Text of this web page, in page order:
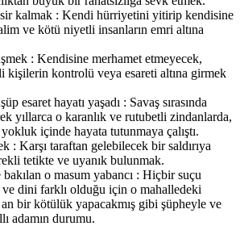
kalmak : Kendi hürriyetini yitirip kendisine
ve kötü niyetli insanların emri altına
: Kendisine merhamet etmeyecek,
kişilerin kontrolü veya esareti altına girmek
esaret hayatı yaşadı : Savaş sırasında
yıllarca o karanlık ve rutubetli zindanlarda,
içinde hayata tutunmaya çalıştı.
: Karşı taraftan gelebilecek bir saldırıya
tetikte ve uyanık bulunmak.
o masum yabancı : Hiçbir suçu
ve dini farklı olduğu için o mahalledeki
bir kötülük yapacakmış gibi şüpheyle ve
adamın durumu.